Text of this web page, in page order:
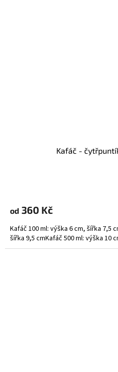
Kafáč -
od 360 Kč
Kafáč 100 ml: výška 6 cm, šířka 7,5
šířka 9,5 cmKafáč 500 ml: výška 10